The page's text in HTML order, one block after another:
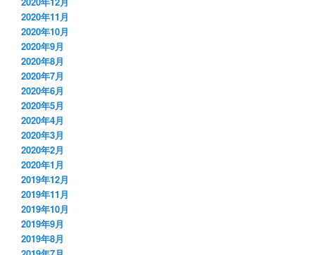
2020年11月
2020年10月
2020年9月
2020年8月
2020年7月
2020年6月
2020年5月
2020年4月
2020年3月
2020年2月
2020年1月
2019年12月
2019年11月
2019年10月
2019年9月
2019年8月